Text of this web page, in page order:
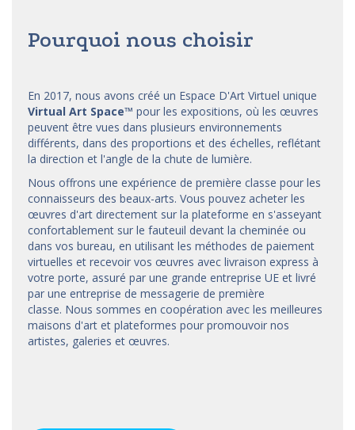
Pourquoi nous choisir
En 2017, nous avons créé un Espace D'Art Virtuel unique
Virtual Art Space™ pour les expositions, où les œuvres
peuvent être vues dans plusieurs environnements
différents, dans des proportions et des échelles, reflétant
la direction et l'angle de la chute de lumière.
Nous offrons une expérience de première classe pour les
connaisseurs des beaux-arts. Vous pouvez acheter les
œuvres d'art directement sur la plateforme en s'asseyant
confortablement sur le fauteuil devant la cheminée ou
dans vos bureau, en utilisant les méthodes de paiement
virtuelles et recevoir vos œuvres avec livraison express à
votre porte, assuré par une grande entreprise UE et livré
par une entreprise de messagerie de première
classe. Nous sommes en coopération avec les meilleures
maisons d'art et plateformes pour promouvoir nos
artistes, galeries et œuvres.